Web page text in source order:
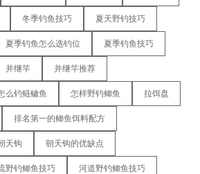
冬季钓鱼技巧 夏天野钓技巧
夏季钓鱼怎么选钓位 夏季钓鱼技巧
并继竿 并继竿推荐
么钓鲢鳙鱼 怎样野钓鲫鱼 拉饵盘
排名第一的鲫鱼饵料配方
天钩 朝天钩的优缺点
野钓鲫鱼技巧 河道野钓鲫鱼技巧